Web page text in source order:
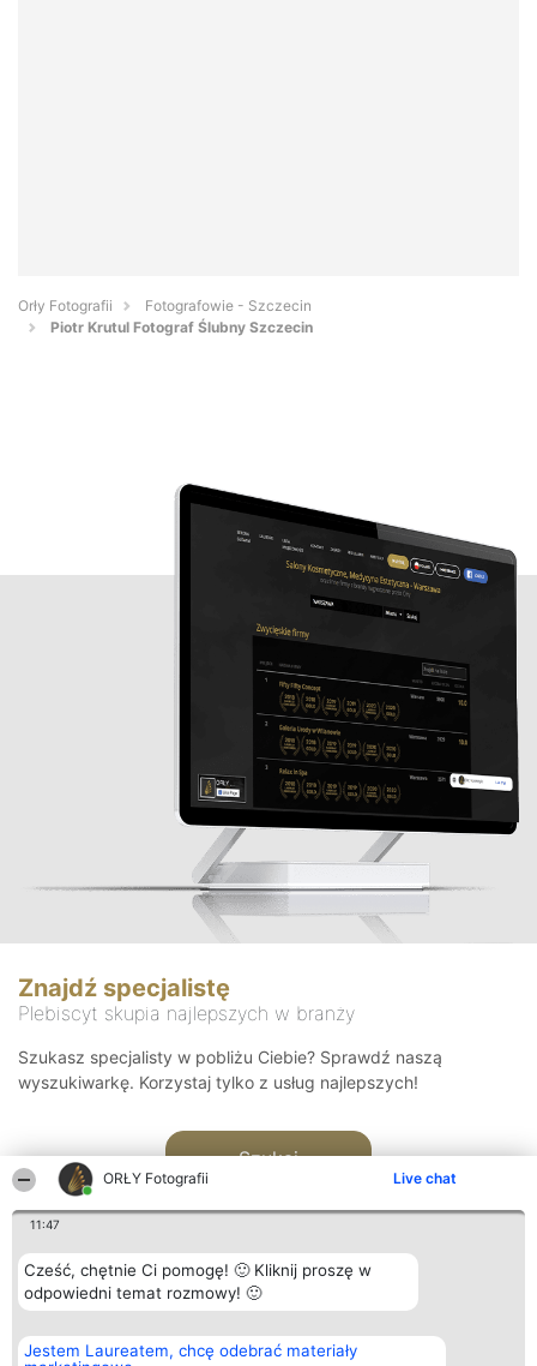
ORŁY Fotografii Live chat
11:47
Cześć, chętnie Ci pomogę! 🙂 Kliknij proszę w
odpowiedni temat rozmowy! 🙂
Jestem Laureatem, chcę odebrać materiały
Orły Fotografii
Fotografowie - Szczecin
Piotr Krutul Fotograf Ślubny Szczecin
Znajdź specjalistę
Plebiscyt skupia najlepszych w branży
Szukasz specjalisty w pobliżu Ciebie? Sprawdź naszą
wyszukiwarkę. Korzystaj tylko z usług najlepszych!
Szukaj
Organizator plebiscytu
Bright Side Solutions sp. z o.
Plebiscyt
Laureaci
Kontakt
Kontakt